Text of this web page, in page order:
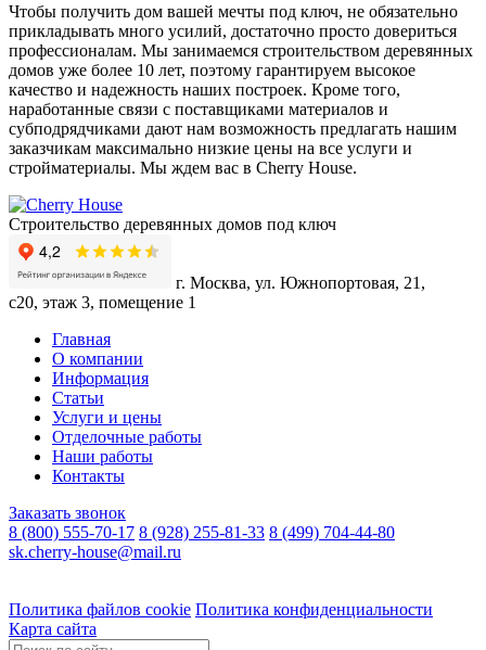
Чтобы получить дом вашей мечты под ключ, не обязательно
прикладывать много усилий, достаточно просто довериться
профессионалам. Мы занимаемся строительством деревянных
домов уже более 10 лет, поэтому гарантируем высокое
качество и надежность наших построек. Кроме того,
наработанные связи с поставщиками материалов и
субподрядчиками дают нам возможность предлагать нашим
заказчикам максимально низкие цены на все услуги и
стройматериалы. Мы ждем вас в Cherry House.
Строительство деревянных домов под ключ
г. Москва, ул. Южнопортовая, 21,
с20, этаж 3, помещение 1
Главная
О компании
Информация
Статьи
Услуги и цены
Отделочные работы
Наши работы
Контакты
Заказать звонок
8 (800) 555-70-17 8 (928) 255-81-33 8 (499) 704-44-80
sk.cherry-house@mail.ru
Политика файлов cookie Политика конфиденциальности
Карта сайта